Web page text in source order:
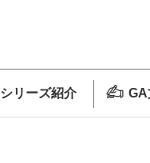
シリーズ紹介 GA